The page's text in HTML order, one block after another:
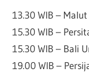
13.30 WIB –
15.30 WIB –
15.30 WIB – Bali
19.00 WIB –